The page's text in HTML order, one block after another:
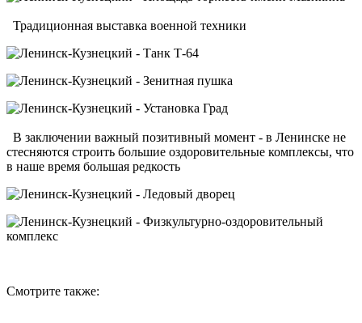
Традиционная выставка военной техники
В заключении важный позитивный момент - в Ленинске не
стесняются строить большие оздоровительные комплексы, что
в наше время большая редкость
Смотрите также: